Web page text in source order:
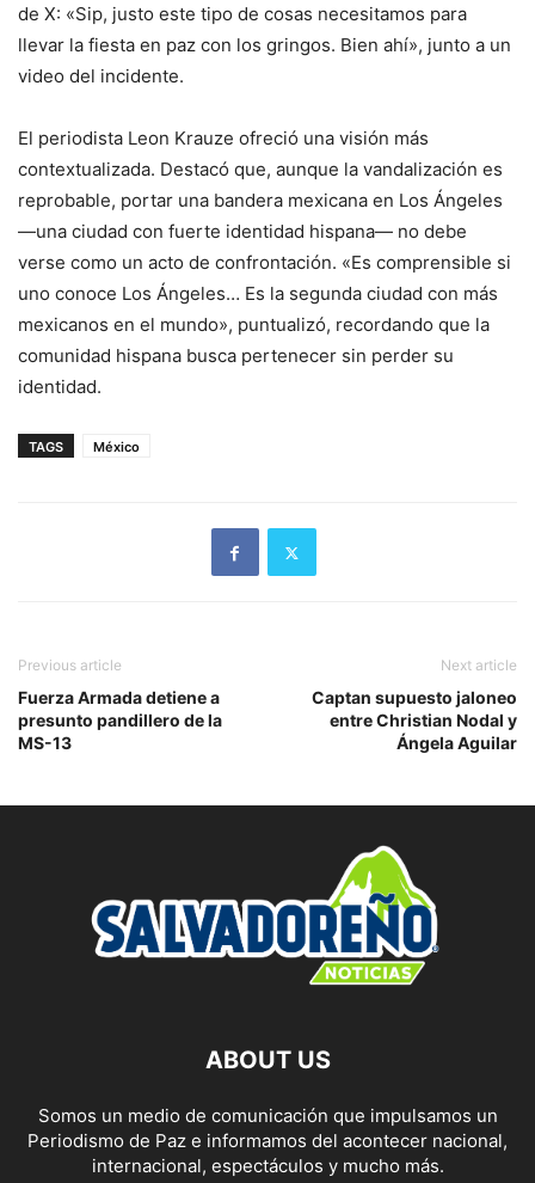
de X: «Sip, justo este tipo de cosas necesitamos para
llevar la fiesta en paz con los gringos. Bien ahí», junto a un
video del incidente.
El periodista Leon Krauze ofreció una visión más
contextualizada. Destacó que, aunque la vandalización es
reprobable, portar una bandera mexicana en Los Ángeles
—una ciudad con fuerte identidad hispana— no debe
verse como un acto de confrontación. «Es comprensible si
uno conoce Los Ángeles… Es la segunda ciudad con más
mexicanos en el mundo», puntualizó, recordando que la
comunidad hispana busca pertenecer sin perder su
identidad.
TAGS México
Previous article
Fuerza Armada detiene a
presunto pandillero de la
MS-13
Next article
Captan supuesto jaloneo
entre Christian Nodal y
Ángela Aguilar
ABOUT US
Somos un medio de comunicación que impulsamos un
Periodismo de Paz e informamos del acontecer nacional,
internacional, espectáculos y mucho más.